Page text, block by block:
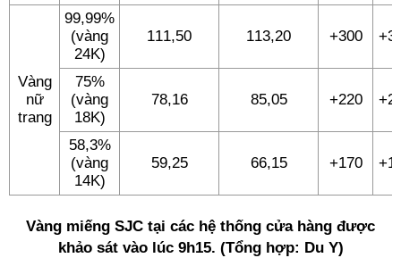
Vàng
nữ
trang
99,99%
(vàng
24K)
111,50 113,20 +300
75%
(vàng
18K)
78,16 85,05 +220
58,3%
(vàng
14K)
59,25 66,15 +170
Vàng miếng SJC tại các hệ thống cửa hàng được
khảo sát vào lúc 9h15. (Tổng hợp: Du Y)